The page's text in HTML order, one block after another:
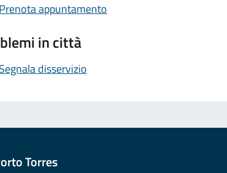
appuntamento
in città
disservizio
Torres